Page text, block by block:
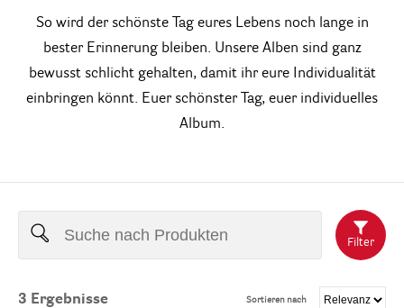
So wird der schönste Tag eures Lebens noch lange in
bester Erinnerung bleiben. Unsere Alben sind ganz
bewusst schlicht gehalten, damit ihr eure Individualität
einbringen könnt. Euer schönster Tag, euer individuelles
Album.
Filter
3 Ergebnisse Sortieren nach